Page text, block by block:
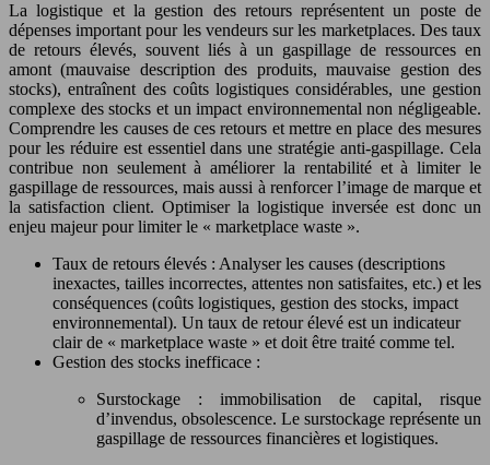
La logistique et la gestion des retours représentent un poste de
dépenses important pour les vendeurs sur les marketplaces. Des taux
de retours élevés, souvent liés à un gaspillage de ressources en
amont (mauvaise description des produits, mauvaise gestion des
stocks), entraînent des coûts logistiques considérables, une gestion
complexe des stocks et un impact environnemental non négligeable.
Comprendre les causes de ces retours et mettre en place des mesures
pour les réduire est essentiel dans une stratégie anti-gaspillage. Cela
contribue non seulement à améliorer la rentabilité et à limiter le
gaspillage de ressources, mais aussi à renforcer l’image de marque et
la satisfaction client. Optimiser la logistique inversée est donc un
enjeu majeur pour limiter le « marketplace waste ».
Taux de retours élevés : Analyser les causes (descriptions
inexactes, tailles incorrectes, attentes non satisfaites, etc.) et les
conséquences (coûts logistiques, gestion des stocks, impact
environnemental). Un taux de retour élevé est un indicateur
clair de « marketplace waste » et doit être traité comme tel.
Gestion des stocks inefficace :
Surstockage : immobilisation de capital, risque
d’invendus, obsolescence. Le surstockage représente un
gaspillage de ressources financières et logistiques.